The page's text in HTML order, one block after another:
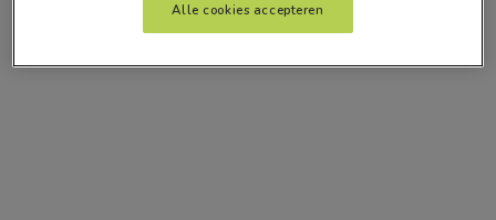
Alle cookies accepteren